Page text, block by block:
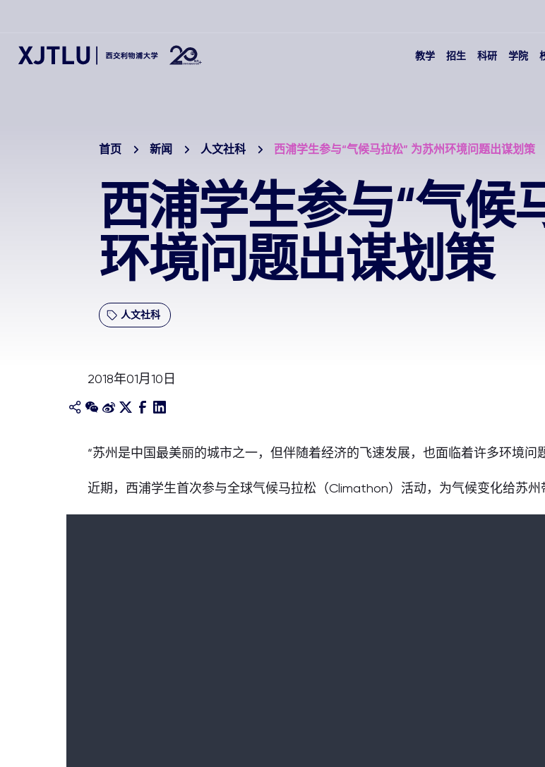
教学 招生 科研 学院
首页 新闻 人文社科 西浦学生参与“气候马拉松” 为苏州环境问题出谋划策
西浦学生参与“气候
环境问题出谋划策
人文社科
2018年01月10日
“苏州是中国最美丽的城市之一，但伴随着经济的飞速发展，也面临着许多环境问
近期，西浦学生首次参与全球气候马拉松（Climathon）活动，为气候变化给苏州